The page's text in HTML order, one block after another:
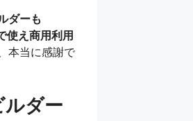
ダーも
使え商用利用
本当に感謝で
ダー